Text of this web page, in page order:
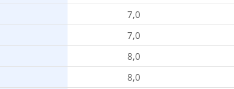
7,0
7,0
8,0
8,0